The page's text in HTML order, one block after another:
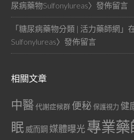
尿病藥物Sulfonylureas〉發佈留言
「糖尿病藥物分類 | 活力藥師網 」
Sulfonylureas〉發佈留言
相關文章
中醫代謝症候群 便秘 保護視力 健
眠 威而鋼 媒體曝光專業藥